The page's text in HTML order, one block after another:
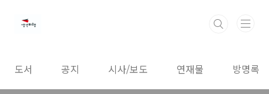
도서 공지 시사/보도 연재물 방명록